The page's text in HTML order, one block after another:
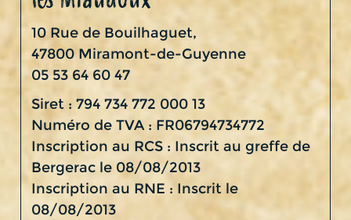
10 Rue de Bouilhaguet,
47800 Miramont-de-Guyenne
05 53 64 60 47
Siret : 794 734 772 000 13
Numéro de TVA : FR06794734772
Inscription au RCS : Inscrit au greffe de
Bergerac le 08/08/2013
Inscription au RNE : Inscrit le
08/08/2013